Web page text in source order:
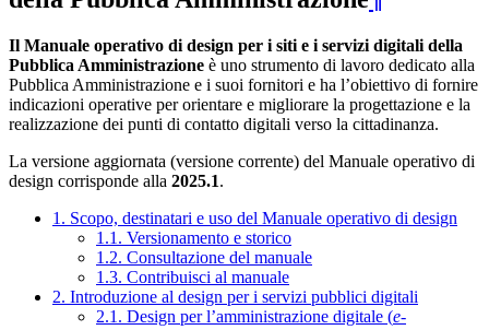
Il Manuale operativo di design per i siti e i servizi digitali della
Pubblica Amministrazione è uno strumento di lavoro dedicato alla
Pubblica Amministrazione e i suoi fornitori e ha l’obiettivo di fornire
indicazioni operative per orientare e migliorare la progettazione e la
realizzazione dei punti di contatto digitali verso la cittadinanza.
La versione aggiornata (versione corrente) del Manuale operativo di
design corrisponde alla 2025.1.
1. Scopo, destinatari e uso del Manuale operativo di design
1.1. Versionamento e storico
1.2. Consultazione del manuale
1.3. Contribuisci al manuale
2. Introduzione al design per i servizi pubblici digitali
2.1. Design per l’amministrazione digitale (e-